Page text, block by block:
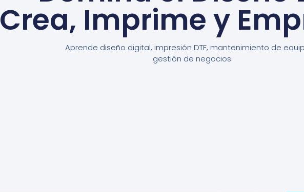
Crea, Imprime y
Aprende diseño digital, impresión DTF, mantenimiento de
gestión de negocios.